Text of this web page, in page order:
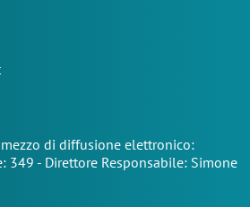
di diffusione elettronico:
349 - Direttore Responsabile: Simone